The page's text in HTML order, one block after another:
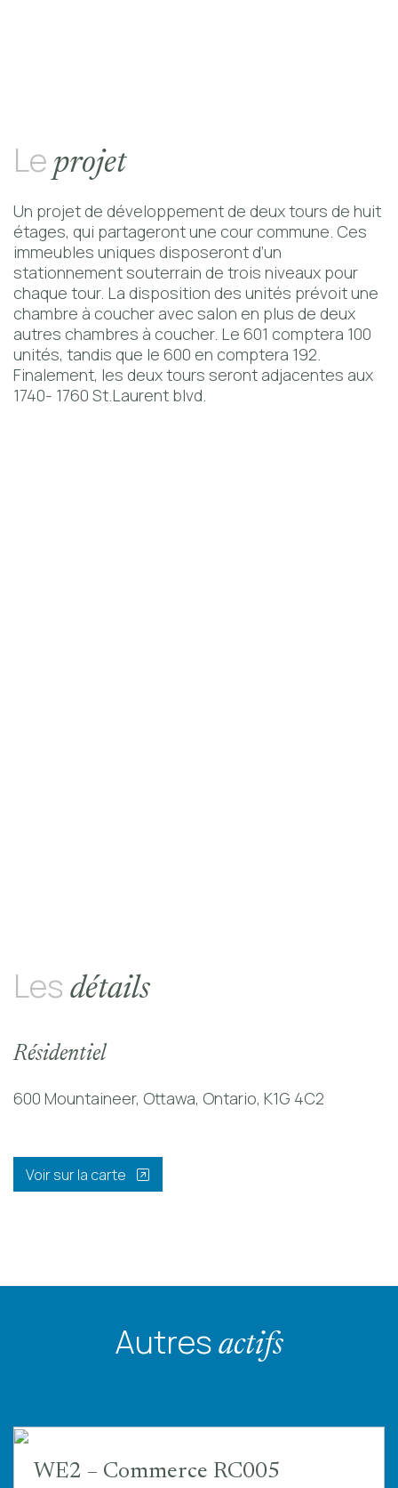
Le projet
Un projet de développement de deux tours de huit
étages, qui partageront une cour commune. Ces
immeubles uniques disposeront d’un
stationnement souterrain de trois niveaux pour
chaque tour. La disposition des unités prévoit une
chambre à coucher avec salon en plus de deux
autres chambres à coucher. Le 601 comptera 100
unités, tandis que le 600 en comptera 192.
Finalement, les deux tours seront adjacentes aux
1740- 1760 St.Laurent blvd.
Les détails
Résidentiel
600 Mountaineer, Ottawa, Ontario, K1G 4C2
Voir sur la carte
Autres actifs
WE2 – Commerce RC005